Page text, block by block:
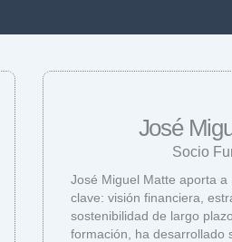
José
Socio
José Miguel Matte aporta a
clave: visión financiera,
sostenibilidad de largo
formación, ha desarrollado